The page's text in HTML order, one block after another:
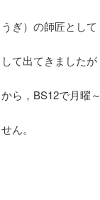
ぎ）の師匠とし
て出てきましたが
ら，BS12で月曜
ん。